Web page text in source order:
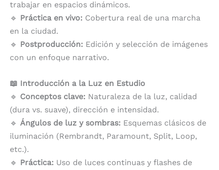
trabajar en espacios dinámicos.
🔹 Práctica en vivo: Cobertura real de una marcha
en la ciudad.
🔹 Postproducción: Edición y selección de imágenes
con un enfoque narrativo.
📖 Introducción a la Luz en Estudio
🔹 Conceptos clave: Naturaleza de la luz, calidad
(dura vs. suave), dirección e intensidad.
🔹 Ángulos de luz y sombras: Esquemas clásicos de
iluminación (Rembrandt, Paramount, Split, Loop,
etc.).
🔹 Práctica: Uso de luces continuas y flashes de